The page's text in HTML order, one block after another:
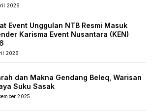
2026
Event Unggulan NTB Resmi Masuk
Karisma Event Nusantara (KEN)
2026
dan Makna Gendang Beleq, Warisan
Suku Sasak
2025